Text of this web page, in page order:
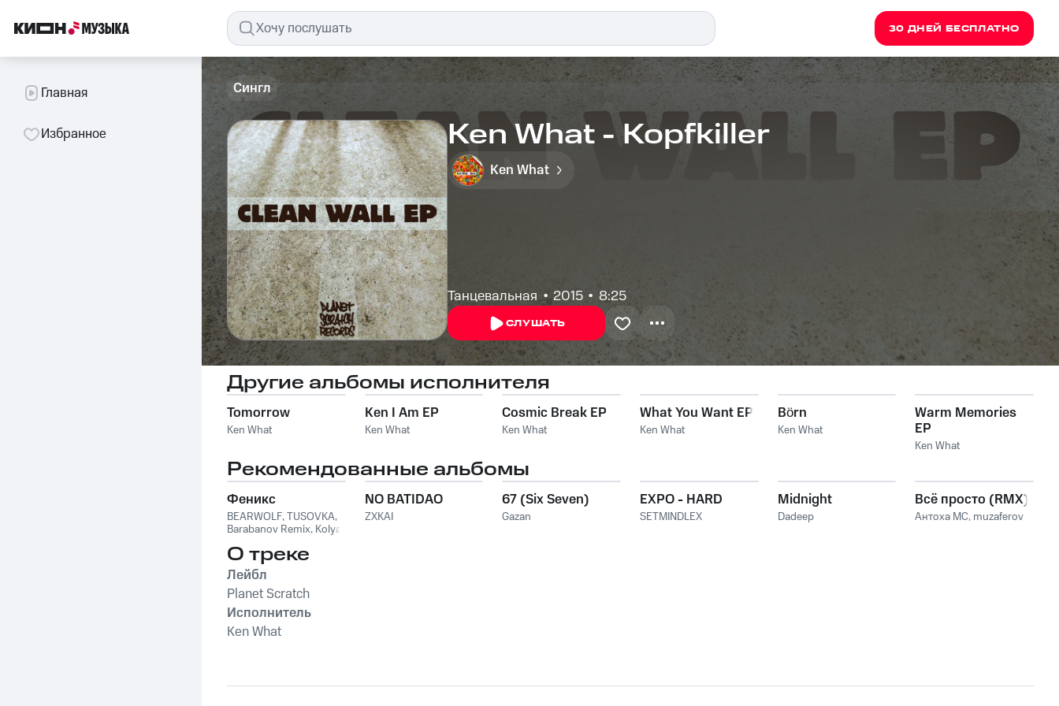
30 ДНЕЙ БЕСПЛАТНО
Главная
Избранное
Сингл
Ken What - Kopfkiller
Ken What
Танцевальная 2015 8:25
СЛУШАТЬ
Другие альбомы исполнителя
Tomorrow
Ken What
Ken I Am EP
Ken What
Cosmic Break EP
Ken What
What You Want EP
Ken What
Börn
Ken What
Warm Memories
EP
Ken What
Рекомендованные альбомы
Феникс
BEARWOLF,TUSOVKA,
Barabanov Remix, Kolya
NO BATIDAO
ZXKAI
67 (Six Seven)
Gazan
EXPO - HARD
SETMINDLEX
Midnight
Dadeep
Всё просто (RMX)
Антоха МС, muzaferov
О треке
Лейбл
Planet Scratch
Исполнитель
Ken What